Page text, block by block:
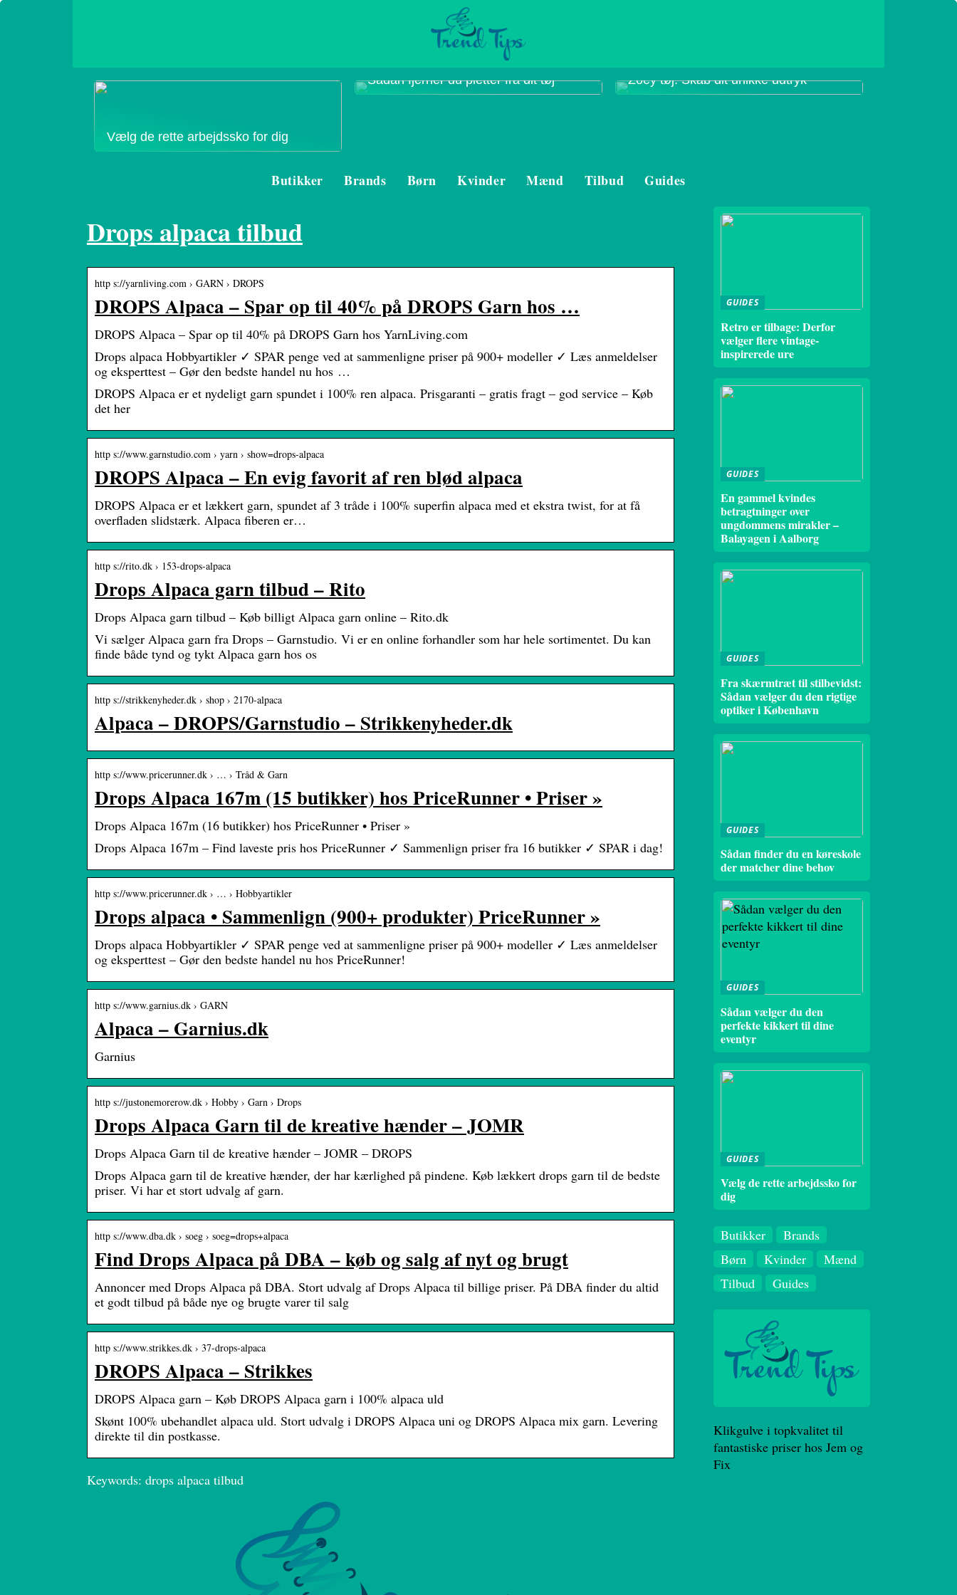
Vælg de rette arbejdssko for dig
Sådan fjerner du pletter fra dit tøj Zoey tøj: Skab dit unikke udtryk
Butikker Brands Børn Kvinder Mænd Tilbud Guides
Drops alpaca tilbud
http s://yarnliving.com › GARN › DROPS
DROPS Alpaca – Spar op til 40% på DROPS Garn hos …
DROPS Alpaca – Spar op til 40% på DROPS Garn hos YarnLiving.com
Drops alpaca Hobbyartikler ✓ SPAR penge ved at sammenligne priser på 900+ modeller ✓ Læs anmeldelser
og eksperttest – Gør den bedste handel nu hos …
DROPS Alpaca er et nydeligt garn spundet i 100% ren alpaca. Prisgaranti – gratis fragt – god service – Køb
det her
http s://www.garnstudio.com › yarn › show=drops-alpaca
DROPS Alpaca – En evig favorit af ren blød alpaca
DROPS Alpaca er et lækkert garn, spundet af 3 tråde i 100% superfin alpaca med et ekstra twist, for at få
overfladen slidstærk. Alpaca fiberen er…
http s://rito.dk › 153-drops-alpaca
Drops Alpaca garn tilbud – Rito
Drops Alpaca garn tilbud – Køb billigt Alpaca garn online – Rito.dk
Vi sælger Alpaca garn fra Drops – Garnstudio. Vi er en online forhandler som har hele sortimentet. Du kan
finde både tynd og tykt Alpaca garn hos os
http s://strikkenyheder.dk › shop › 2170-alpaca
Alpaca – DROPS/Garnstudio – Strikkenyheder.dk
http s://www.pricerunner.dk › … › Tråd & Garn
Drops Alpaca 167m (15 butikker) hos PriceRunner • Priser »
Drops Alpaca 167m (16 butikker) hos PriceRunner • Priser »
Drops Alpaca 167m – Find laveste pris hos PriceRunner ✓ Sammenlign priser fra 16 butikker ✓ SPAR i dag!
http s://www.pricerunner.dk › … › Hobbyartikler
Drops alpaca • Sammenlign (900+ produkter) PriceRunner »
Drops alpaca Hobbyartikler ✓ SPAR penge ved at sammenligne priser på 900+ modeller ✓ Læs anmeldelser
og eksperttest – Gør den bedste handel nu hos PriceRunner!
http s://www.garnius.dk › GARN
Alpaca – Garnius.dk
Garnius
http s://justonemorerow.dk › Hobby › Garn › Drops
Drops Alpaca Garn til de kreative hænder – JOMR
Drops Alpaca Garn til de kreative hænder – JOMR – DROPS
Drops Alpaca garn til de kreative hænder, der har kærlighed på pindene. Køb lækkert drops garn til de bedste
priser. Vi har et stort udvalg af garn.
http s://www.dba.dk › soeg › soeg=drops+alpaca
Find Drops Alpaca på DBA – køb og salg af nyt og brugt
Annoncer med Drops Alpaca på DBA. Stort udvalg af Drops Alpaca til billige priser. På DBA finder du altid
et godt tilbud på både nye og brugte varer til salg
http s://www.strikkes.dk › 37-drops-alpaca
DROPS Alpaca – Strikkes
DROPS Alpaca garn – Køb DROPS Alpaca garn i 100% alpaca uld
Skønt 100% ubehandlet alpaca uld. Stort udvalg i DROPS Alpaca uni og DROPS Alpaca mix garn. Levering
direkte til din postkasse.
Keywords: drops alpaca tilbud
GUIDES
Retro er tilbage: Derfor
vælger flere vintage-
inspirerede ure
GUIDES
En gammel kvindes
betragtninger over
ungdommens mirakler –
Balayagen i Aalborg
GUIDES
Fra skærmtræt til stilbevidst:
Sådan vælger du den rigtige
optiker i København
GUIDES
Sådan finder du en køreskole
der matcher dine behov
GUIDES
Sådan vælger du den
perfekte kikkert til dine
eventyr
GUIDES
Vælg de rette arbejdssko for
dig
Butikker
Brands
Børn
Kvinder
Mænd
Tilbud
Guides
Klikgulve i topkvalitet til
fantastiske priser hos Jem og
Fix